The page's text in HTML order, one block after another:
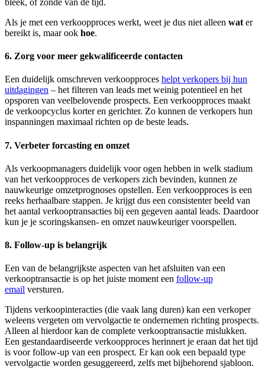
Als je met een verkoopproces werkt, weet je dus niet alleen wat er
bereikt is, maar ook hoe.
6. Zorg voor meer gekwalificeerde contacten
Een duidelijk omschreven verkoopproces helpt verkopers bij hun
uitdagingen – het filteren van leads met weinig potentieel en het
opsporen van veelbelovende prospects. Een verkoopproces maakt
de verkoopcyclus korter en gerichter. Zo kunnen de verkopers hun
inspanningen maximaal richten op de beste leads.
7. Verbeter forcasting en omzet
Als verkoopmanagers duidelijk voor ogen hebben in welk stadium
van het verkoopproces de verkopers zich bevinden, kunnen ze
nauwkeurige omzetprognoses opstellen. Een verkoopproces is een
reeks herhaalbare stappen. Je krijgt dus een consistenter beeld van
het aantal verkooptransacties bij een gegeven aantal leads. Daardoor
kun je je scoringskansen- en omzet nauwkeuriger voorspellen.
8. Follow-up is belangrijk
Een van de belangrijkste aspecten van het afsluiten van een
verkooptransactie is op het juiste moment een follow-up
email versturen.
Tijdens verkoopinteracties (die vaak lang duren) kan een verkoper
weleens vergeten om vervolgactie te ondernemen richting prospects.
Alleen al hierdoor kan de complete verkooptransactie mislukken.
Een gestandaardiseerde verkoopproces herinnert je eraan dat het tijd
is voor follow-up van een prospect. Er kan ook een bepaald type
vervolgactie worden gesuggereerd, zelfs met bijbehorend sjabloon.